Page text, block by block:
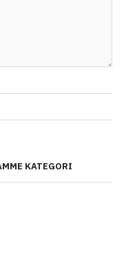
KATEGORI